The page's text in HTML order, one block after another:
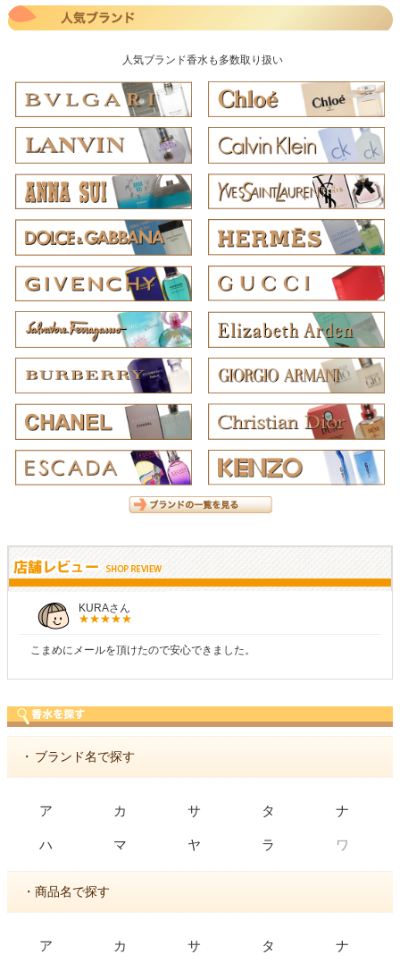
人気ブランド香水も多数取り扱い
安心できました。
・ ブランド名で探す
ア カ サ タ ナ
ハ マ ヤ ラ ワ
・商品名で探す
ア カ サ タ ナ